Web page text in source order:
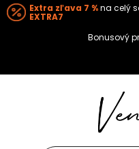
Extra zľava 7 %na celý
EXTRA7
Bonusový